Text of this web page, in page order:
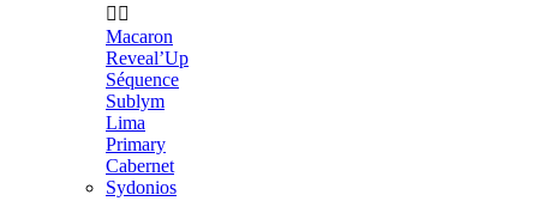
 
Macaron
Reveal’Up
Séquence
Sublym
Lima
Primary
Cabernet
Sydonios